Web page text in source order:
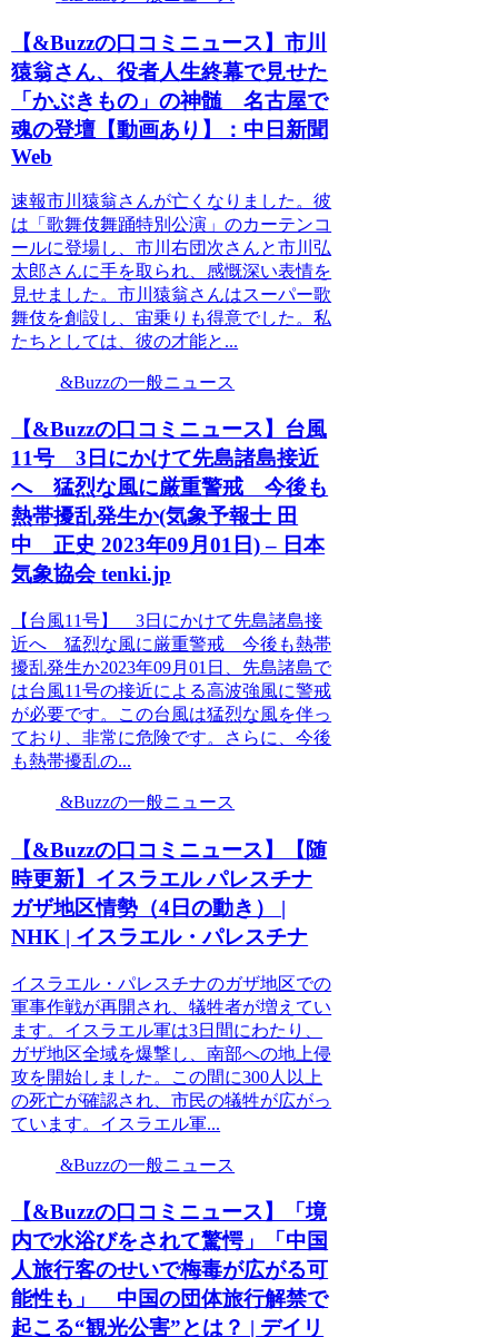
【&Buzzの口コミニュース】市川
猿翁さん、役者人生終幕で見せた
「かぶきもの」の神髄 名古屋で
魂の登壇【動画あり】：中日新聞
Web
速報市川猿翁さんが亡くなりました。彼
は「歌舞伎舞踊特別公演」のカーテンコ
ールに登場し、市川右団次さんと市川弘
太郎さんに手を取られ、感慨深い表情を
見せました。市川猿翁さんはスーパー歌
舞伎を創設し、宙乗りも得意でした。私
たちとしては、彼の才能と...
&Buzzの一般ニュース
【&Buzzの口コミニュース】台風
11号 3日にかけて先島諸島接近
へ 猛烈な風に厳重警戒 今後も
熱帯擾乱発生か(気象予報士 田
中 正史 2023年09月01日) – 日本
気象協会 tenki.jp
【台風11号】 3日にかけて先島諸島接
近へ 猛烈な風に厳重警戒 今後も熱帯
擾乱発生か2023年09月01日、先島諸島で
は台風11号の接近による高波強風に警戒
が必要です。この台風は猛烈な風を伴っ
ており、非常に危険です。さらに、今後
も熱帯擾乱の...
&Buzzの一般ニュース
【&Buzzの口コミニュース】【随
時更新】イスラエル パレスチナ
ガザ地区情勢（4日の動き） |
NHK | イスラエル・パレスチナ
イスラエル・パレスチナのガザ地区での
軍事作戦が再開され、犠牲者が増えてい
ます。イスラエル軍は3日間にわたり、
ガザ地区全域を爆撃し、南部への地上侵
攻を開始しました。この間に300人以上
の死亡が確認され、市民の犠牲が広がっ
ています。イスラエル軍...
&Buzzの一般ニュース
【&Buzzの口コミニュース】「境
内で水浴びをされて驚愕」「中国
人旅行客のせいで梅毒が広がる可
能性も」 中国の団体旅行解禁で
起こる“観光公害”とは？ | デイリ